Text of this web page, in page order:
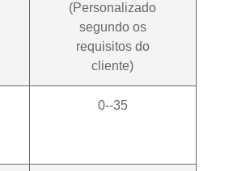
(Personalizado
segundo os
requisitos do
cliente)
0--35